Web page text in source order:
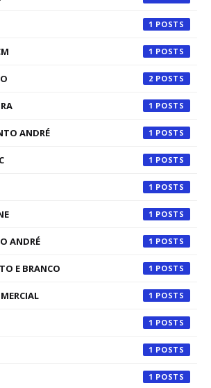
1
1
2
1
ANDRÉ 1
1
1
1
ANDRÉ 1
E BRANCO 1
1
1
1
1